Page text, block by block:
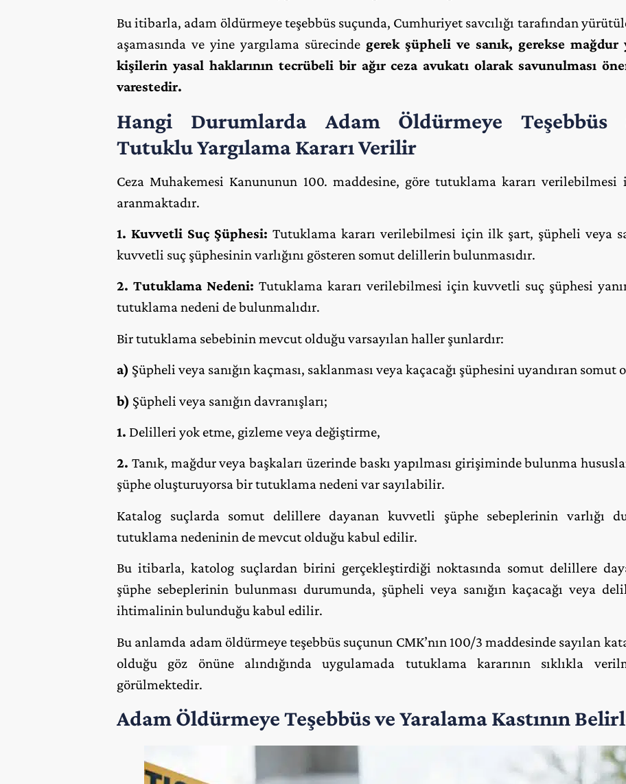
Bu itibarla, adam öldürmeye teşebbüs suçunda, Cumhuriyet savcılığı tarafından
aşamasında ve yine yargılama sürecinde gerek şüpheli ve sanık, gerekse
kişilerin yasal haklarının tecrübeli bir ağır ceza avukatı olarak savunulması
varestedir.
Hangi Durumlarda Adam Öldürmeye Teşebbüs
Tutuklu Yargılama Kararı Verilir
Ceza Muhakemesi Kanununun 100. maddesine, göre tutuklama kararı
aranmaktadır.
1. Kuvvetli Suç Şüphesi: Tutuklama kararı verilebilmesi için ilk şart, şüpheli veya
kuvvetli suç şüphesinin varlığını gösteren somut delillerin bulunmasıdır.
2. Tutuklama Nedeni: Tutuklama kararı verilebilmesi için kuvvetli suç şüphesi
tutuklama nedeni de bulunmalıdır.
Bir tutuklama sebebinin mevcut olduğu varsayılan haller şunlardır:
a) Şüpheli veya sanığın kaçması, saklanması veya kaçacağı şüphesini uyandıran somut
b) Şüpheli veya sanığın davranışları;
1. Delilleri yok etme, gizleme veya değiştirme,
2. Tanık, mağdur veya başkaları üzerinde baskı yapılması girişiminde bulunma
şüphe oluşturuyorsa bir tutuklama nedeni var sayılabilir.
Katalog suçlarda somut delillere dayanan kuvvetli şüphe sebeplerinin varlığı
tutuklama nedeninin de mevcut olduğu kabul edilir.
Bu itibarla, katolog suçlardan birini gerçekleştirdiği noktasında somut delillere
şüphe sebeplerinin bulunması durumunda, şüpheli veya sanığın kaçacağı veya
ihtimalinin bulunduğu kabul edilir.
Bu anlamda adam öldürmeye teşebbüs suçunun CMK’nın 100/3 maddesinde sayılan
olduğu göz önüne alındığında uygulamada tutuklama kararının sıklıkla
görülmektedir.
Adam Öldürmeye Teşebbüs ve Yaralama Kastının